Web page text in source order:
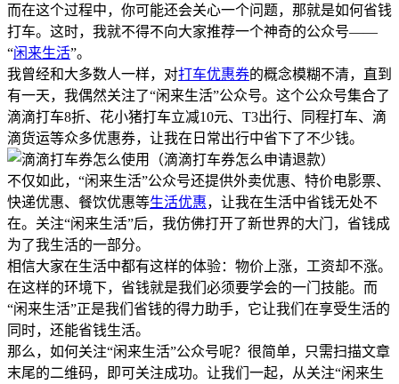
而在这个过程中，你可能还会关心一个问题，那就是如何省钱
打车。这时，我就不得不向大家推荐一个神奇的公众号——
“闲来生活”。
我曾经和大多数人一样，对打车优惠券的概念模糊不清，直到
有一天，我偶然关注了“闲来生活”公众号。这个公众号集合了
滴滴打车8折、花小猪打车立减10元、T3出行、同程打车、滴
滴货运等众多优惠券，让我在日常出行中省下了不少钱。
不仅如此，“闲来生活”公众号还提供外卖优惠、特价电影票、
快递优惠、餐饮优惠等生活优惠，让我在生活中省钱无处不
在。关注“闲来生活”后，我仿佛打开了新世界的大门，省钱成
为了我生活的一部分。
相信大家在生活中都有这样的体验：物价上涨，工资却不涨。
在这样的环境下，省钱就是我们必须要学会的一门技能。而
“闲来生活”正是我们省钱的得力助手，它让我们在享受生活的
同时，还能省钱生活。
那么，如何关注“闲来生活”公众号呢？很简单，只需扫描文章
末尾的二维码，即可关注成功。让我们一起，从关注“闲来生